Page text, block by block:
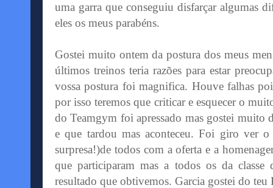
uma garra que conseguiu disfarçar algumas
eles os meus parabéns.
Gostei muito ontem da postura dos meus
últimos treinos teria razões para estar
vossa postura foi magnifica. Houve falhas
por isso teremos que criticar e esquecer o
doTeamgym foi apressado mas gostei muito
e que tardou mas aconteceu. Foi giro ver
surpresa!)de todos com a oferta e a
que participaram mas a todos os da classe
resultado que obtivemos. Garcia gostei do teu